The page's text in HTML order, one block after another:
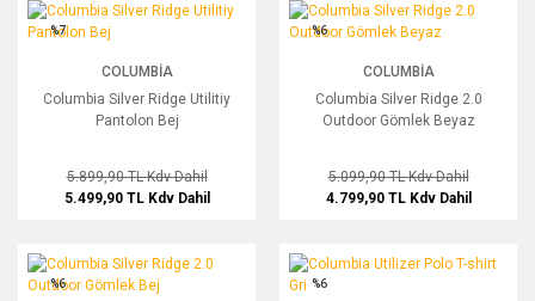
Columbia Silver Ridge Utilitiy Pantolon Bej
%7
COLUMBIA
Columbia Silver Ridge Utilitiy
Pantolon Bej
5.899,90 TLKdv Dahil
5.499,90 TL Kdv Dahil
Columbia Silver Ridge 2.0 Outdoor
%6
COLUMBIA
Columbia Silver Ridge 2.0
Outdoor Gömlek Beyaz
5.099,90 TLKdv Dahil
4.799,90 TL Kdv Dahil
Columbia Silver Ridge 2.0 Outdoor Gömlek Bej
%6
Columbia Utilizer Polo T-shirt Gri
%6